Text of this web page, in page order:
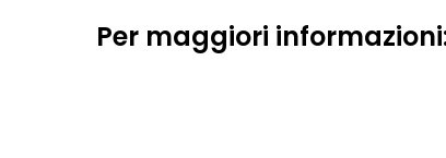
Per maggiori